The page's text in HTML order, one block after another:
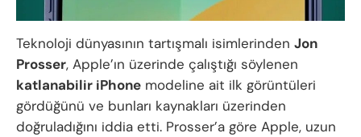
Teknoloji dünyasının tartışmalı isimlerinden Jon
Prosser, Apple’ın üzerinde çalıştığı söylenen
katlanabilir iPhone modeline ait ilk görüntüleri
gördüğünü ve bunları kaynakları üzerinden
doğruladığını iddia etti. Prosser’a göre Apple, uzun